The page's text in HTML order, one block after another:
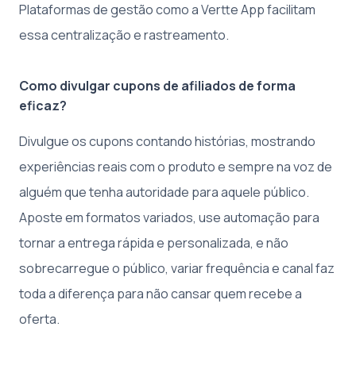
Plataformas de gestão como a Vertte App facilitam
essa centralização e rastreamento.
Como divulgar cupons de afiliados de forma
eficaz?
Divulgue os cupons contando histórias, mostrando
experiências reais com o produto e sempre na voz de
alguém que tenha autoridade para aquele público.
Aposte em formatos variados, use automação para
tornar a entrega rápida e personalizada, e não
sobrecarregue o público, variar frequência e canal faz
toda a diferença para não cansar quem recebe a
oferta.